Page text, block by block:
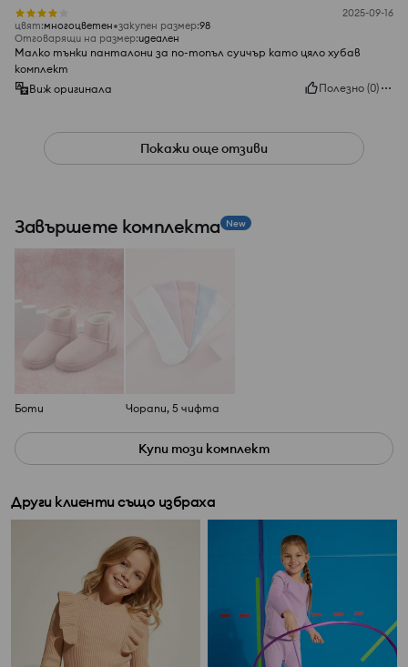
2025-09-16
цвят:многоцветен закупен размер:98
Отговарящи на размер:идеален
Малко тънки панталони за по-топъл суичър като цяло хубав
комплект
Виж оригинала
Полезно (0)
Покажи още отзиви
Завършете комплекта New
Боти Чорапи, 5 чифта
Купи този комплект
Други клиенти също избраха